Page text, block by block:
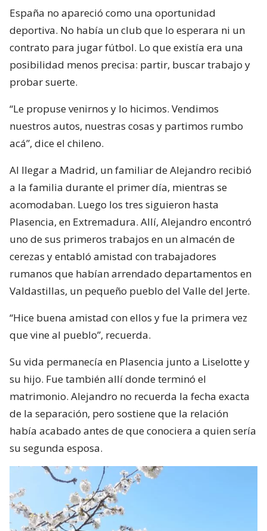
España no apareció como una oportunidad
deportiva. No había un club que lo esperara ni un
contrato para jugar fútbol. Lo que existía era una
posibilidad menos precisa: partir, buscar trabajo y
probar suerte.
“Le propuse venirnos y lo hicimos. Vendimos
nuestros autos, nuestras cosas y partimos rumbo
acá”, dice el chileno.
Al llegar a Madrid, un familiar de Alejandro recibió
a la familia durante el primer día, mientras se
acomodaban. Luego los tres siguieron hasta
Plasencia, en Extremadura. Allí, Alejandro encontró
uno de sus primeros trabajos en un almacén de
cerezas y entabló amistad con trabajadores
rumanos que habían arrendado departamentos en
Valdastillas, un pequeño pueblo del Valle del Jerte.
“Hice buena amistad con ellos y fue la primera vez
que vine al pueblo”, recuerda.
Su vida permanecía en Plasencia junto a Liselotte y
su hijo. Fue también allí donde terminó el
matrimonio. Alejandro no recuerda la fecha exacta
de la separación, pero sostiene que la relación
había acabado antes de que conociera a quien sería
su segunda esposa.